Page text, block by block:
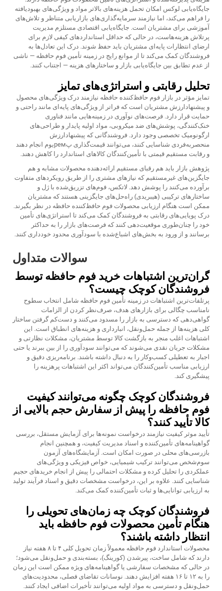
جایگاه‌یابی لوکس امکان تحمل هزینه‌های بالاتر مواد و ویژگی‌های بهبودیافته
را فراهم می‌کند، اما نیازمند سرمایه‌گذاری‌های بازاریابی متناظر و تلاش‌های
آموزشی برای مشتریان است. جایگاه‌یابی اقتصادی مستلزم مدیریت
پرتلاش هزینه‌هاست، در حالی که حداقل استانداردهای کیفی لازم برای
ارضای انتظارات پایه‌ای مشتریان باید حفظ شوند. درک این تعادل‌ها به
فروشندگان کمک می‌کند تا از موانع رایج در زمینه تأمین فوم حافظه — ناشی
از عدم تطابق بین جایگاه‌یابی بازار و ساختارهای هزینه — اجتناب کنند.
تحلیل رقابتی و استراتژی‌های تمایز
تمایز مؤثر در بازار فوم حافظ‌کننده حافظه نیازمند درک ویژگی‌های محصول
و پیشنهادارزش مشتریان است که فراتر از ویژگی‌های پایه‌ای مانند راحتی و
حمایت قرار دارد. فرصت‌های نوآوری در زمینه‌هایی مانند فناوری
خنک‌کنندگی، پوشش‌های ضد میکروبی، مواد اولیه پایدار و طراحی‌های
ارگونومیک تخصصی وجود دارد. فروشندگانی که پیشنهادارزش
منحصربه‌فردی شناسایی کنند، می‌توانند قیمت‌گذاری پремیوم انجام دهند
و رقابت مستقیم قیمتی با تأمین‌کنندگان کالاهای استاندارد را کاهش دهند.
پژوهش بازار باید هم رقبای مستقیم ارائه‌دهنده محصولات مشابه و هم
جایگزین‌های غیرمستقیم که نیازهای مشتری را از طریق رویکردهای متفاوت
برآورده می‌کنند را پوشش دهد. لاتکس، فوم‌های تزریق‌شده با ژل و
ساختارهای ترکیبی (هیبریدی) راه‌حل‌های جایگزینی هستند که مشتریان
ممکن است هنگام ارزیابی محصولات فوم حافظ‌کننده حافظه در نظر بگیرند.
درک پویایی‌های رقابتی به فروشندگان کمک می‌کند تا استراتژی‌های تأمین
خود را چنان‌طوری موقعیت‌دهی کنند که فرصت‌های بازار را به حداکثر
برسانند و از ورود به بخش‌های اشباع‌شده با سودآوری محدود خودداری کنند.
سوالات متداول
گران‌ترین اشتباهات خرید فوم حافظه توسط
فروشندگان کوچک چیست؟
پرتلفات‌ترین اشتباهات در زمینه تأمین فوم حافظه شامل انتخاب سطوح
نامناسب چگالی برای بازارهای هدف، صرف‌نظر کردن از الزامات
گواهی‌دهی که دسترسی به بازار را مسدود می‌کنند و دست‌کم گرفتن ساختار
کلی هزینه‌ها از جمله حمل‌ونقل، انبارداری و هزینه‌های انطباق است. این
اشتباهات اغلب منجر به بازگشت کالا توسط مشتریان، مشکلات نظارتی و
مشکلات جریان نقدی می‌شوند که می‌توانند سودآوری را از بین ببرند یا حتی
اجبار به تعطیلی کسب‌وکار را به دنبال داشته باشند. برنامه‌ریزی دقیق و
ارزیابی مناسب تأمین‌کنندگان می‌تواند اکثر این اشتباهات پرهزینه را
پیشگیری کند.
فروشندگان کوچک چگونه می‌توانند کیفیت
فوم حافظه را پیش از سفارش حجم بالایی از
کالا تأیید کنند؟
تأیید موثر کیفیت نیازمند درخواست نمونه‌ها برای آزمایش مستقل، بررسی
گواهینامه‌های تأمین‌کننده و اسناد مدیریت کیفیت، و همچنین انجام
بازرسی‌های محلی در صورت امکان است. آزمایشگاه‌های آزمون
سوم‌شخص می‌توانند ترکیب شیمیایی، خواص فیزیکی و ویژگی‌های
عملکردی را تحلیل کرده و مشکلات احتمالی را پیش از انجام خریدهای حجیم
شناسایی کنند. علاوه بر این، درخواست مشخصات دقیق و اسناد فرآیند تولید
به ارزیابی توانایی‌ها و ثبات تأمین‌کننده کمک می‌کند.
فروشندگان کوچک چه زمان‌های تحویلی را
هنگام تأمین محصولات فوم حافظه باید
انتظار داشته باشند؟
محصولات استاندارد فوم حافظه معمولاً زمان تحویل کلی ۴ تا ۸ هفته نیاز
دارند که شامل ساخت، پیرشدن (کورینگ)، بسته‌بندی و حمل‌ونقل می‌شود؛
در حالی که مشخصات سفارشی یا گواهینامه‌های ویژه ممکن است این زمان
را به ۱۲ تا ۱۶ هفته افزایش دهند. نوسانات تقاضای فصلی، محدودیت‌های
حمل‌ونقل و دسترسی به مواد اولیه می‌توانند تأخیرات اضافی ایجاد کنند.